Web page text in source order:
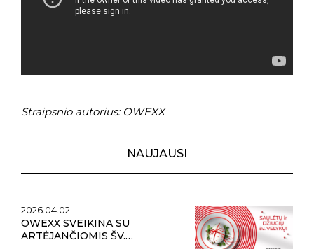
Straipsnio autorius: OWEXX
NAUJAUSI
2026.04.02
OWEXX SVEIKINA SU
ARTĖJANČIOMIS ŠV.